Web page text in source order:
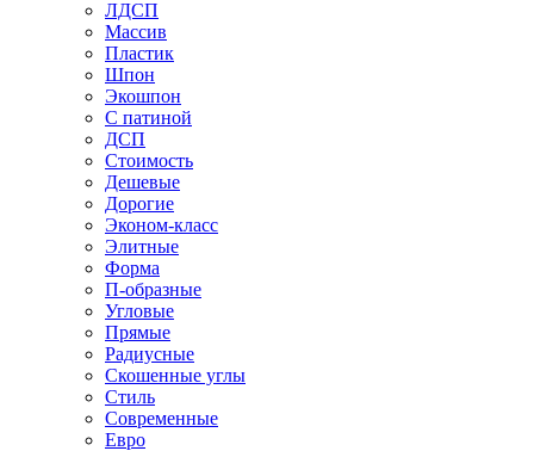
ЛДСП
Массив
Пластик
Шпон
Экошпон
С патиной
ДСП
Стоимость
Дешевые
Дорогие
Эконом-класс
Элитные
Форма
П-образные
Угловые
Прямые
Радиусные
Скошенные углы
Стиль
Современные
Евро